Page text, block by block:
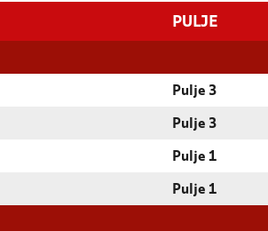
PULJE
Pulje 3
Pulje 3
Pulje 1
Pulje 1